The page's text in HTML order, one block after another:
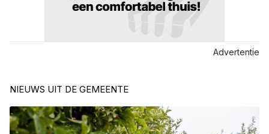
Advertentie
NIEUWS UIT DE GEMEENTE